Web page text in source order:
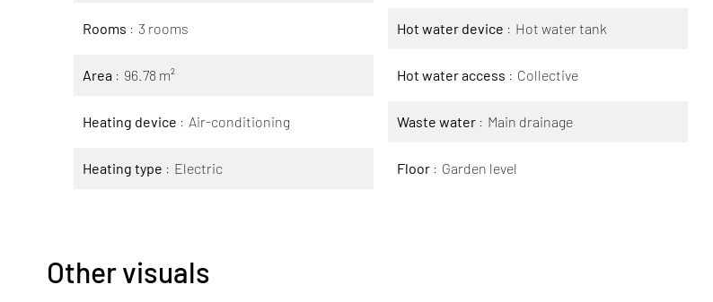
Rooms 3 rooms
Area 96.78 m²
Heating device Air-conditioning
Heating type Electric
Hot water device Hot water tank
Hot water access Collective
Waste water Main drainage
Floor Garden level
Other visuals